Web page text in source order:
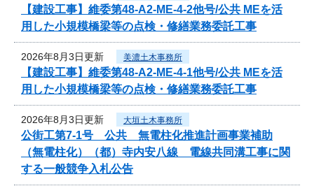
【建設工事】維委第48-A2-ME-4-2他号/公共 MEを活
用した小規模橋梁等の点検・修繕業務委託工事
2026年8月3日更新 美濃土木事務所
【建設工事】維委第48-A2-ME-4-1他号/公共 MEを活
用した小規模橋梁等の点検・修繕業務委託工事
2026年8月3日更新 大垣土木事務所
公街工第7-1号 公共 無電柱化推進計画事業補助
（無電柱化）（都）寺内安八線 電線共同溝工事に関
する一般競争入札公告